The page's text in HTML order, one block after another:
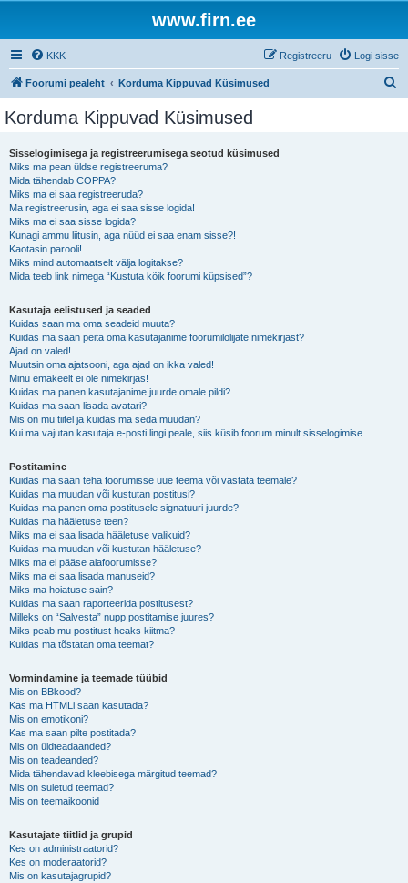
www.firn.ee
KKK Logi sisse
Registreeru
Foorumi pealeht Korduma Kippuvad Küsimused
Korduma Kippuvad Küsimused
Sisselogimisega ja registreerumisega seotud küsimused
Miks ma pean üldse registreeruma?
Mida tähendab COPPA?
Miks ma ei saa registreeruda?
Ma registreerusin, aga ei saa sisse logida!
Miks ma ei saa sisse logida?
Kunagi ammu liitusin, aga nüüd ei saa enam sisse?!
Kaotasin parooli!
Miks mind automaatselt välja logitakse?
Mida teeb link nimega “Kustuta kõik foorumi küpsised”?
Kasutaja eelistused ja seaded
Kuidas saan ma oma seadeid muuta?
Kuidas ma saan peita oma kasutajanime foorumilolijate nimekirjast?
Ajad on valed!
Muutsin oma ajatsooni, aga ajad on ikka valed!
Minu emakeelt ei ole nimekirjas!
Kuidas ma panen kasutajanime juurde omale pildi?
Kuidas ma saan lisada avatari?
Mis on mu tiitel ja kuidas ma seda muudan?
Kui ma vajutan kasutaja e-posti lingi peale, siis küsib foorum minult sisselogimise.
Postitamine
Kuidas ma saan teha foorumisse uue teema või vastata teemale?
Kuidas ma muudan või kustutan postitusi?
Kuidas ma panen oma postitusele signatuuri juurde?
Kuidas ma hääletuse teen?
Miks ma ei saa lisada hääletuse valikuid?
Kuidas ma muudan või kustutan hääletuse?
Miks ma ei pääse alafoorumisse?
Miks ma ei saa lisada manuseid?
Miks ma hoiatuse sain?
Kuidas ma saan raporteerida postitusest?
Milleks on “Salvesta” nupp postitamise juures?
Miks peab mu postitust heaks kiitma?
Kuidas ma tõstatan oma teemat?
Vormindamine ja teemade tüübid
Mis on BBkood?
Kas ma HTMLi saan kasutada?
Mis on emotikoni?
Kas ma saan pilte postitada?
Mis on üldteadaanded?
Mis on teadeanded?
Mida tähendavad kleebisega märgitud teemad?
Mis on suletud teemad?
Mis on teemaikoonid
Kasutajate tiitlid ja grupid
Kes on administraatorid?
Kes on moderaatorid?
Mis on kasutajagrupid?